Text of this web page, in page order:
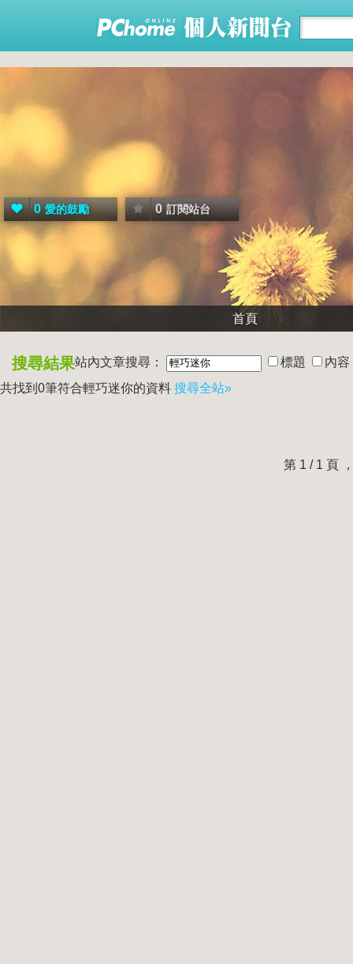
0 愛的鼓勵 0 訂閱站台
首頁
搜尋結果站內文章搜尋： 標題
內容
共找到0筆符合輕巧迷你的資料 搜尋全站»
第 1 / 1